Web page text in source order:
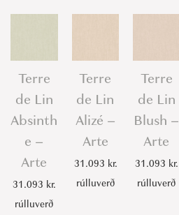
Terre
de Lin
Absinth
e –
Arte
31.093 kr.
rúlluverð
Terre
de Lin
Alizé –
Arte
31.093 kr.
rúlluverð
Terre
de Lin
Blush –
Arte
31.093 kr.
rúlluverð